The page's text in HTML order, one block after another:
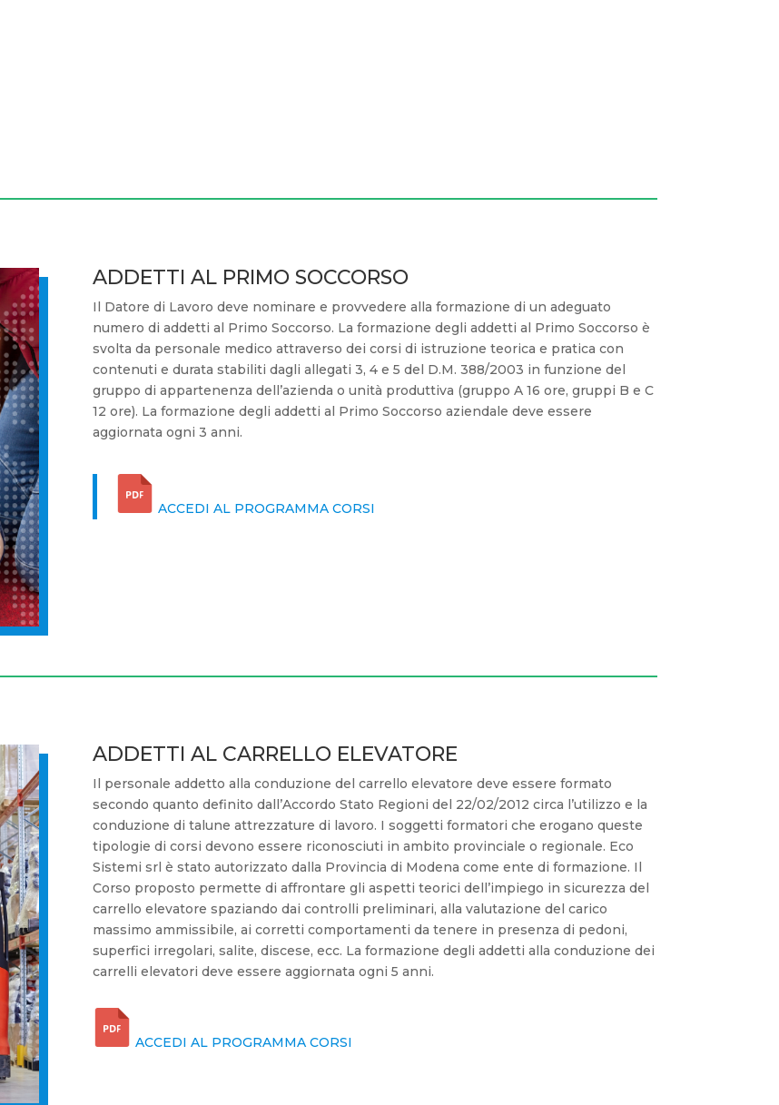
ADDETTI AL PRIMO SOCCORSO
Il Datore di Lavoro deve nominare e provvedere alla formazione di un adeguato
numero di addetti al Primo Soccorso. La formazione degli addetti al Primo Soccorso è
svolta da personale medico attraverso dei corsi di istruzione teorica e pratica con
contenuti e durata stabiliti dagli allegati 3, 4 e 5 del D.M. 388/2003 in funzione del
gruppo di appartenenza dell’azienda o unità produttiva (gruppo A 16 ore, gruppi B e C
12 ore). La formazione degli addetti al Primo Soccorso aziendale deve essere
aggiornata ogni 3 anni.
ACCEDI AL PROGRAMMA CORSI
ADDETTI AL CARRELLO ELEVATORE
Il personale addetto alla conduzione del carrello elevatore deve essere formato
secondo quanto definito dall’Accordo Stato Regioni del 22/02/2012 circa l’utilizzo e la
conduzione di talune attrezzature di lavoro. I soggetti formatori che erogano queste
tipologie di corsi devono essere riconosciuti in ambito provinciale o regionale. Eco
Sistemi srl è stato autorizzato dalla Provincia di Modena come ente di formazione. Il
Corso proposto permette di affrontare gli aspetti teorici dell’impiego in sicurezza del
carrello elevatore spaziando dai controlli preliminari, alla valutazione del carico
massimo ammissibile, ai corretti comportamenti da tenere in presenza di pedoni,
superfici irregolari, salite, discese, ecc. La formazione degli addetti alla conduzione dei
carrelli elevatori deve essere aggiornata ogni 5 anni.
ACCEDI AL PROGRAMMA CORSI